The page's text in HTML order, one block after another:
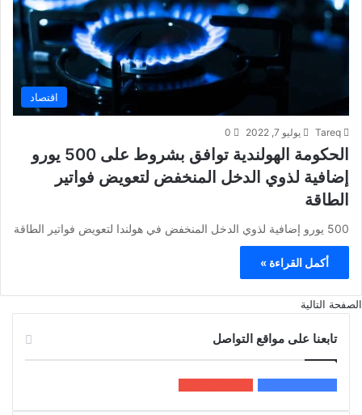
اقتصاد
Tareq يوليو 7, 2022 0
الحكومة الهولندية توافق بشروط على 500 يورو
إضافية لذوي الدخل المنخفض لتعويض فواتير
الطاقة
500 يورو إضافية لذوي الدخل المنخفض في هولندا لتعويض فواتير الطاقة
أكمل القراءة »
الصفحة التالية
تابعنا على مواقع التواصل